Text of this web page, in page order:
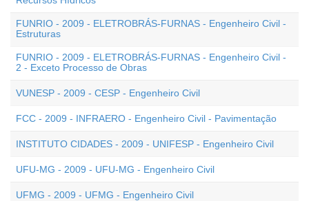
FUNRIO - 2009 - ELETROBRÁS-FURNAS - Engenheiro Civil -
Estruturas
FUNRIO - 2009 - ELETROBRÁS-FURNAS - Engenheiro Civil -
2 - Exceto Processo de Obras
VUNESP - 2009 - CESP - Engenheiro Civil
FCC - 2009 - INFRAERO - Engenheiro Civil - Pavimentação
INSTITUTO CIDADES - 2009 - UNIFESP - Engenheiro Civil
UFU-MG - 2009 - UFU-MG - Engenheiro Civil
UFMG - 2009 - UFMG - Engenheiro Civil